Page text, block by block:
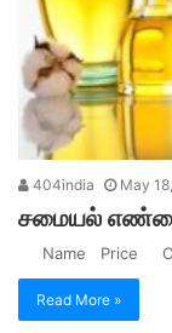
404india May
சமையல்
Name Price Oil
Read More »